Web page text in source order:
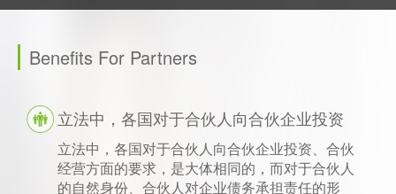
Benefits For Partners
立法中，各国对于合伙人向合伙企业投资
立法中，各国对于合伙人向合伙企业投资、合伙
经营方面的要求，是大体相同的，而对于合伙人
的自然身份、合伙人对企业债务承担责任的形